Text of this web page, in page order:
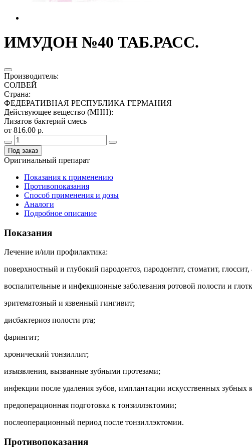
ИМУДОН №40 ТАБ.РАСС.
Производитель:
СОЛВЕЙ
Страна:
ФЕДЕРАТИВНАЯ РЕСПУБЛИКА ГЕРМАНИЯ
Действующее вещество (МНН):
Лизатов бактерий смесь
от 816.00 р.
Под заказ
Оригинальный препарат
Показания к применению
Противопоказания
Способ применения и дозы
Аналоги
Подробное описание
Показания
Лечение и/или профилактика:
поверхностный и глубокий пародонтоз, пародонтит, стоматит,
воспалительные и инфекционные заболевания ротовой полости и
эритематозный и язвенный гингивит;
дисбактериоз полости рта;
фарингит;
хронический тонзиллит;
изъязвления, вызванные зубными протезами;
инфекции после удаления зубов, имплантации искусственных зубных
предоперационная подготовка к тонзиллэктомии;
послеоперационный период после тонзиллэктомии.
Противопоказания